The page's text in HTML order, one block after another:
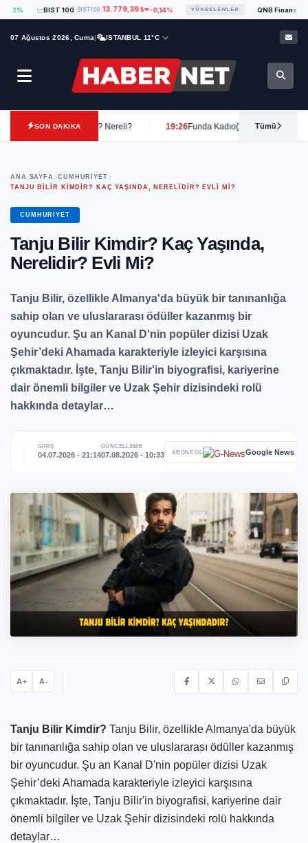
BIST 100 BIST100 13.779,39 ₺ -0,14% YÜKSELENLER QNB Finansal Kiralama
07 Ağustos 2026, Cuma| ISTANBUL 11°C
SON DAKİKA
Var Mı? Nereli? 19:26Funda Kadıoğlu Kimdir? Kaç Yaşında, Boyu,
Tümü
ANA SAYFA
CUMHURIYET
TANJU BILIR KIMDIR? KAÇ YAŞINDA, NERELIDIR? EVLI MI?
CUMHURIYET
Tanju Bilir Kimdir? Kaç Yaşında,
Nerelidir? Evli Mi?
Tanju Bilir, özellikle Almanya'da büyük bir tanınanlığa
sahip olan ve uluslararası ödüller kazanmış bir
oyuncudur. Şu an Kanal D'nin popüler dizisi Uzak
Şehir’deki Ahamada karakteriyle izleyici karşısına
çıkmaktadır. İşte, Tanju Bilir'in biyografisi, kariyerine
dair önemli bilgiler ve Uzak Şehir dizisindeki rolü
hakkında detaylar…
GİRİŞ
04.07.2026 - 21:14
GÜNCELLEME
07.08.2026 - 10:33 ABONE OL Google News
A+ A-
Tanju Bilir Kimdir? Tanju Bilir, özellikle Almanya'da büyük
bir tanınanlığa sahip olan ve uluslararası ödüller kazanmış
bir oyuncudur. Şu an Kanal D'nin popüler dizisi Uzak
Şehir’deki Ahamada karakteriyle izleyici karşısına
çıkmaktadır. İşte, Tanju Bilir'in biyografisi, kariyerine dair
önemli bilgiler ve Uzak Şehir dizisindeki rolü hakkında
detaylar…